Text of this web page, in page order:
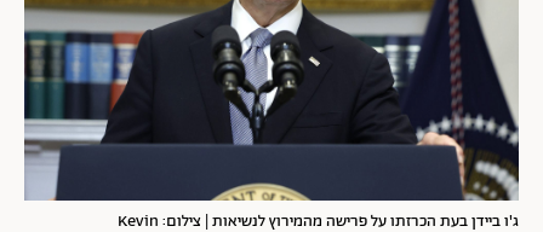
ג'ו ביידן בעת הכרזתו על פרישה מהמירוץ לנשיאות | צילום: Kevin